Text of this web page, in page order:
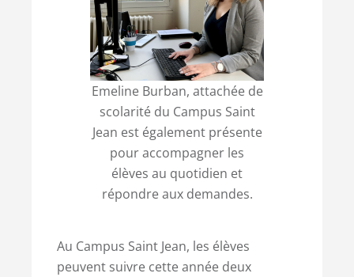
Emeline Burban, attachée de
scolarité du Campus Saint
Jean est également présente
pour accompagner les
élèves au quotidien et
répondre aux demandes.
Au Campus Saint Jean, les élèves
peuvent suivre cette année deux